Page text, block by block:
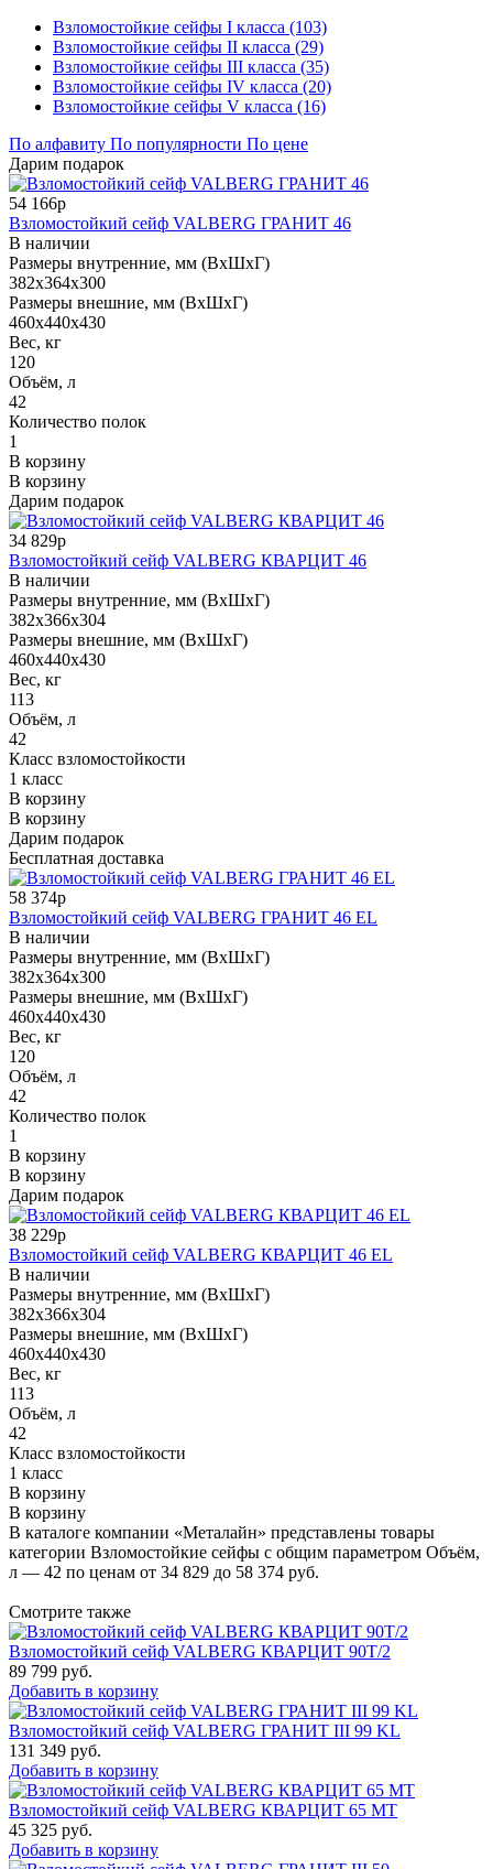
Взломостойкие сейфы I класса (103)
Взломостойкие сейфы II класса (29)
Взломостойкие сейфы III класса (35)
Взломостойкие сейфы IV класса (20)
Взломостойкие сейфы V класса (16)
По алфавиту По популярности По цене
Дарим подарок
54 166р
Взломостойкий сейф VALBERG ГРАНИТ 46
В наличии
Размеры внутренние, мм (ВхШхГ)
382x364x300
Размеры внешние, мм (ВхШхГ)
460x440x430
Вес, кг
120
Объём, л
42
Количество полок
1
В корзину
В корзину
Дарим подарок
34 829р
Взломостойкий сейф VALBERG КВАРЦИТ 46
В наличии
Размеры внутренние, мм (ВхШхГ)
382x366x304
Размеры внешние, мм (ВхШхГ)
460x440x430
Вес, кг
113
Объём, л
42
Класс взломостойкости
1 класс
В корзину
В корзину
Дарим подарок
Бесплатная доставка
58 374р
Взломостойкий сейф VALBERG ГРАНИТ 46 EL
В наличии
Размеры внутренние, мм (ВхШхГ)
382x364x300
Размеры внешние, мм (ВхШхГ)
460x440x430
Вес, кг
120
Объём, л
42
Количество полок
1
В корзину
В корзину
Дарим подарок
38 229р
Взломостойкий сейф VALBERG КВАРЦИТ 46 EL
В наличии
Размеры внутренние, мм (ВхШхГ)
382x366x304
Размеры внешние, мм (ВхШхГ)
460x440x430
Вес, кг
113
Объём, л
42
Класс взломостойкости
1 класс
В корзину
В корзину
В каталоге компании «Металайн» представлены товары
категории Взломостойкие сейфы с общим параметром Объём,
л — 42 по ценам от 34 829 до 58 374 руб.
Смотрите также
Взломостойкий сейф VALBERG КВАРЦИТ 90Т/2
89 799 руб.
Добавить в корзину
Взломостойкий сейф VALBERG ГРАНИТ III 99 KL
131 349 руб.
Добавить в корзину
Взломостойкий сейф VALBERG КВАРЦИТ 65 МТ
45 325 руб.
Добавить в корзину